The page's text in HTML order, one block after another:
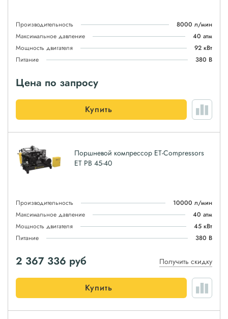
Производительность
8000 л/мин
Максимальное давление
40 атм
Мощность двигателя
92 кВт
Питание
380 В
Цена по запросу
Купить
Поршневой компрессор ET-Compressors
ET PB 45-40
Производительность
10000 л/мин
Максимальное давление
40 атм
Мощность двигателя
45 кВт
Питание
380 В
2 367 336 руб Получить скидку
Купить